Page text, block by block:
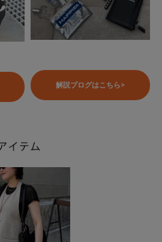
解説ブログはこちら>